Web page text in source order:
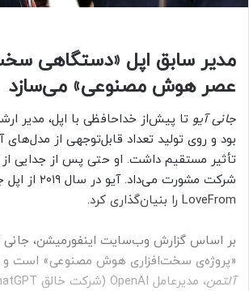
مدیر سابق اپل «دستگاهی
عصر هوش مصنوعی» می‌سازد
جانی آیو تا پیش‌از خداحافظی با اپل، مدیر
بود و روی تولید تعداد قابل‌توجهی از
تأثیر مستقیم داشت. او حتی پس از جدایی از
شرکت مشورت
LoveFrom را بنیان‌گذاری کرد.
بر اساس گزارش وب‌سایت اینفورمیشن، جانی
«پروژه‌ی سخت‌افزاری هوش مصنوعی» است و
آلتمن